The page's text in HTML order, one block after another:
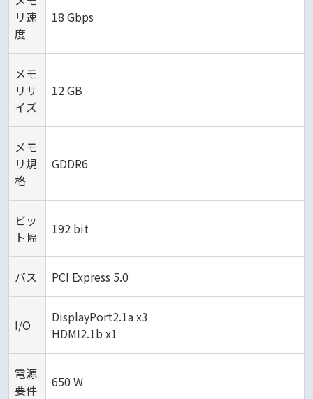
リ速
度
18 Gbps
メモ
リサ
イズ
12 GB
メモ
リ規
格
GDDR6
ビッ
ト幅
192 bit
バス PCI Express 5.0
I/O
DisplayPort2.1a x3
HDMI2.1b x1
電源
要件
650 W